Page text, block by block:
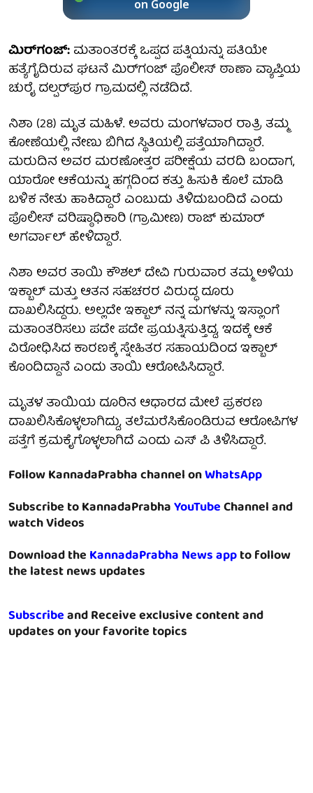
on Google
ಮಿರ್​​ಗಂಜ್:ಮತಾಂತರಕ್ಕೆ ಒಪ್ಪದ ಪತ್ನಿಯನ್ನು ಪತಿಯೇ
ಹತ್ಯೆಗೈದಿರುವ ಘಟನೆ ಮಿರ್​​ಗಂಜ್​ ಪೊಲೀಸ್​ ಠಾಣಾ ವ್ಯಾಪ್ತಿಯ
ಚುರೈ ದಲ್ಪರ್​ಪುರ ಗ್ರಾಮದಲ್ಲಿ ನಡೆದಿದೆ.
ನಿಶಾ (28) ಮೃತ ಮಹಿಳೆ. ಅವರು ಮಂಗಳವಾರ ರಾತ್ರಿ ತಮ್ಮ
ಕೋಣೆಯಲ್ಲಿ ನೇಣು ಬಿಗಿದ ಸ್ಥಿತಿಯಲ್ಲಿ ಪತ್ತೆಯಾಗಿದ್ದಾರೆ.
ಮರುದಿನ ಅವರ ಮರಣೋತ್ತರ ಪರೀಕ್ಷೆಯ ವರದಿ ಬಂದಾಗ,
ಯಾರೋ ಆಕೆಯನ್ನು ಹಗ್ಗದಿಂದ ಕತ್ತು ಹಿಸುಕಿ ಕೊಲೆ ಮಾಡಿ
ಬಳಿಕ ನೇತು ಹಾಕಿದ್ದಾರೆ ಎಂಬುದು ತಿಳಿದುಬಂದಿದೆ ಎಂದು
ಪೊಲೀಸ್ ವರಿಷ್ಠಾಧಿಕಾರಿ (ಗ್ರಾಮೀಣ) ರಾಜ್ ಕುಮಾರ್
ಅಗರ್ವಾಲ್ ಹೇಳಿದ್ದಾರೆ.
ನಿಶಾ ಅವರ ತಾಯಿ ಕೌಶಲ್ ದೇವಿ ಗುರುವಾರ ತಮ್ಮ ಅಳಿಯ
ಇಕ್ಬಾಲ್ ಮತ್ತು ಆತನ ಸಹಚರರ ವಿರುದ್ಧ ದೂರು
ದಾಖಲಿಸಿದ್ದರು. ಅಲ್ಲದೇ ಇಕ್ಬಾಲ್ ನನ್ನ ಮಗಳನ್ನು ಇಸ್ಲಾಂಗೆ
ಮತಾಂತರಿಸಲು ಪದೇ ಪದೇ ಪ್ರಯತ್ನಿಸುತ್ತಿದ್ದ, ಇದಕ್ಕೆ ಆಕೆ
ವಿರೋಧಿಸಿದ ಕಾರಣಕ್ಕೆ ಸ್ನೇಹಿತರ ಸಹಾಯದಿಂದ ಇಕ್ಬಾಲ್
ಕೊಂದಿದ್ದಾನೆ ಎಂದು ತಾಯಿ ಆರೋಪಿಸಿದ್ದಾರೆ.
ಮೃತಳ ತಾಯಿಯ ದೂರಿನ ಆಧಾರದ ಮೇಲೆ ಪ್ರಕರಣ
ದಾಖಲಿಸಿಕೊಳ್ಳಲಾಗಿದ್ದು, ತಲೆಮರೆಸಿಕೊಂಡಿರುವ ಆರೋಪಿಗಳ
ಪತ್ತೆಗೆ ಕ್ರಮಕೈಗೊಳ್ಳಲಾಗಿದೆ ಎಂದು ಎಸ್ ಪಿ ತಿಳಿಸಿದ್ದಾರೆ.
Follow KannadaPrabha channel onWhatsApp
Subscribe to KannadaPrabhaYouTubeChannel and
watch Videos
Download theKannadaPrabha News appto follow
the latest news updates
Subscribeand Receive exclusive content and
updates on your favorite topics